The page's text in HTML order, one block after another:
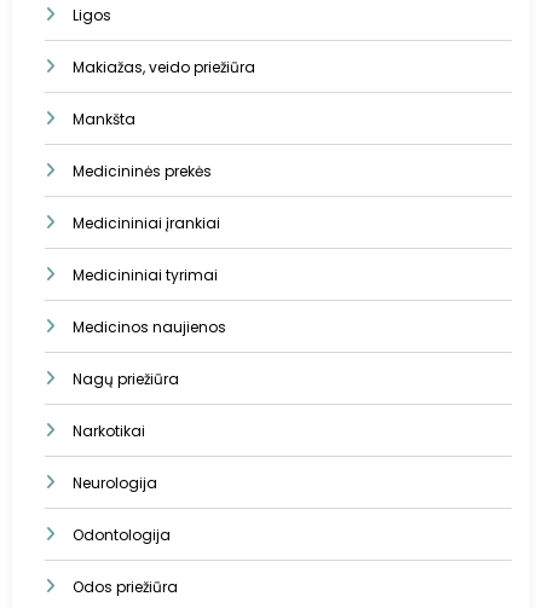
Ligos
Makiažas, veido priežiūra
Mankšta
Medicininės prekės
Medicininiai įrankiai
Medicininiai tyrimai
Medicinos naujienos
Nagų priežiūra
Narkotikai
Neurologija
Odontologija
Odos priežiūra